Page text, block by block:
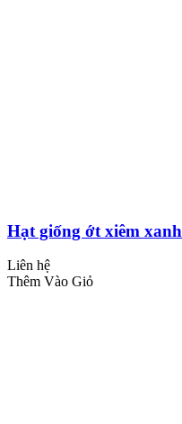
Hạt giống ớt xiêm xanh
Liên hệ
Thêm Vào Giỏ